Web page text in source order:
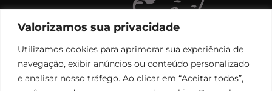
Valorizamos sua privacidade
Utilizamos cookies para aprimorar sua experiência de
navegação, exibir anúncios ou conteúdo personalizado
e analisar nosso tráfego. Ao clicar em “Aceitar todos”,